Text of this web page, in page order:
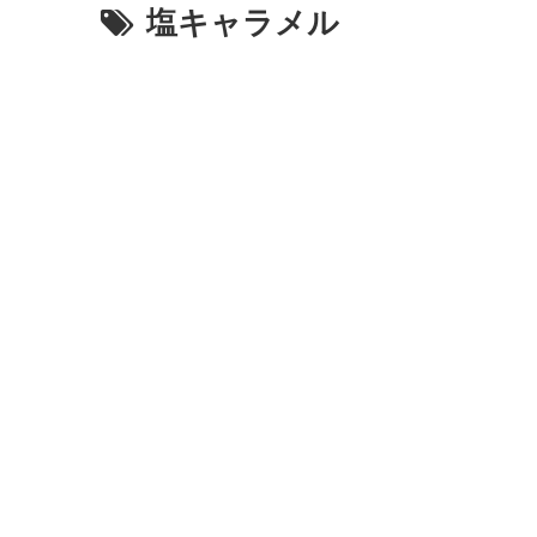
塩キャラメル